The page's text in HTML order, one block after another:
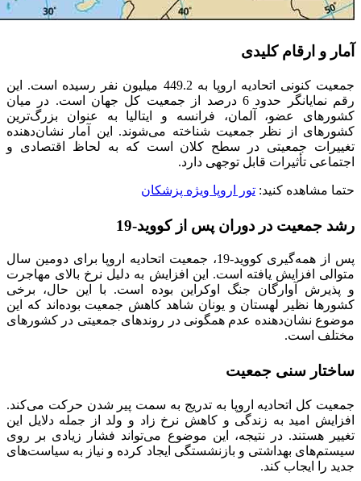
آمار و ارقام کلیدی
جمعیت کنونی اتحادیه اروپا به 449.2 میلیون نفر رسیده است. این
رقم نمایانگر حدود 6 درصد از جمعیت کل جهان است. در میان
کشورهای عضو، آلمان، فرانسه و ایتالیا به عنوان بزرگ‌ترین
کشورهای از نظر جمعیت شناخته می‌شوند. این آمار نشان‌دهنده
تغییرات جمعیتی در سطح کلان است که به لحاظ اقتصادی و
اجتماعی تأثیرات قابل توجهی دارد.
حتما مشاهده کنید: تور اروپا ویژه پزشکان
رشد جمعیت در دوران پس از کووید-19
پس از همه‌گیری کووید-19، جمعیت اتحادیه اروپا برای دومین سال
متوالی افزایش یافته است. این افزایش به دلیل نرخ بالای مهاجرت
و پذیرش آوارگان جنگ اوکراین بوده است. با این حال، برخی
کشورها نظیر لهستان و یونان شاهد کاهش جمعیت بوده‌اند که این
موضوع نشان‌دهنده عدم همگونی در روندهای جمعیتی در کشورهای
مختلف است.
ساختار سنی جمعیت
جمعیت کل اتحادیه اروپا به تدریج به سمت پیر شدن حرکت می‌کند.
افزایش امید به زندگی و کاهش نرخ زاد و ولد از جمله دلایل این
تغییر هستند. در نتیجه، این موضوع می‌تواند فشار زیادی بر روی
سیستم‌های بهداشتی و بازنشستگی ایجاد کرده و نیاز به سیاست‌های
جدید را ایجاب کند.